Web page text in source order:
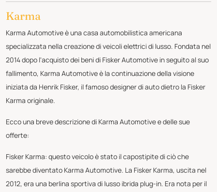
Karma
Karma Automotive è una casa automobilistica americana
specializzata nella creazione di veicoli elettrici di lusso. Fondata nel
2014 dopo l'acquisto dei beni di Fisker Automotive in seguito al suo
fallimento, Karma Automotive è la continuazione della visione
iniziata da Henrik Fisker, il famoso designer di auto dietro la Fisker
Karma originale.
Ecco una breve descrizione di Karma Automotive e delle sue
offerte:
Fisker Karma: questo veicolo è stato il capostipite di ciò che
sarebbe diventato Karma Automotive. La Fisker Karma, uscita nel
2012, era una berlina sportiva di lusso ibrida plug-in. Era nota per il